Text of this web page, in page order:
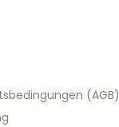
(AGB)